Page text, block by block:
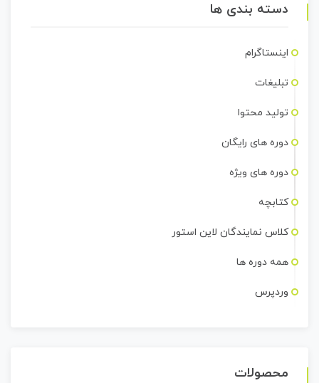
دسته بندی ها
اینستاگرام
تبلیغات
تولید محتوا
دوره های رایگان
دوره های ویژه
کتابچه
کلاس نمایندگان لاین استور
همه دوره ها
وردپرس
محصولات